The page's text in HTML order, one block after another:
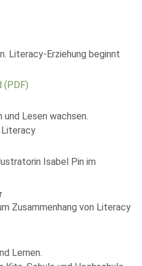
Literacy-Erziehung beginnt
(PDF)
und Lesen wachsen.
Literacy
Isabel Pin im
Zusammenhang von Literacy
Lernen.